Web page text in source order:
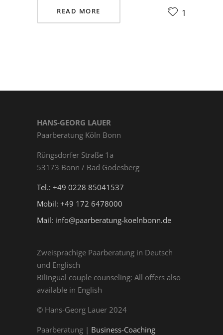
READ MORE 1
HANS-GEORG LAUER
Paarberatung Köln Bonn
Rüngs­dor­fer Straße 1a
53173 Bonn / Bad Godesberg
Tel.: +49 0228 85041537
Mobil: +49 172 6478000
Mail: info@paarberatung-koelnbonn.de
Zweisprachige Paarberatung in Deutsch
und Englisch
Bilingual couple counseling: All offers also
available in English
© Hans-Georg Lauer 2024
Paarberatung | Business-Coaching